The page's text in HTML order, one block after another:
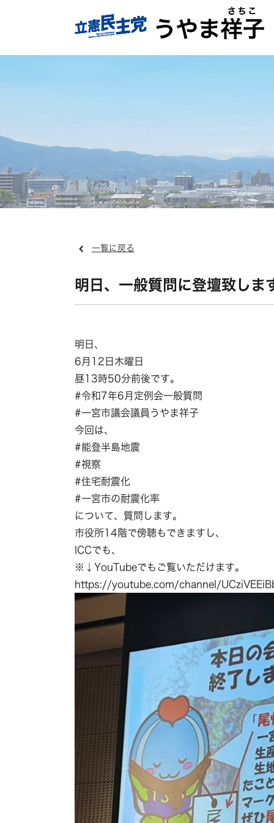
一覧に戻る
明日、一般質問に登壇致しま
明日、
6月12日木曜日
昼13時50分前後です。
#令和7年6月定例会一般質問
#一宮市議会議員うやま祥子
今回は、
#能登半島地震
#視察
#住宅耐震化
#一宮市の耐震化率
について、質問します。
市役所14階で傍聴もできますし、
ICCでも、
※↓YouTubeでもご覧いただけます。
https://youtube.com/channel/